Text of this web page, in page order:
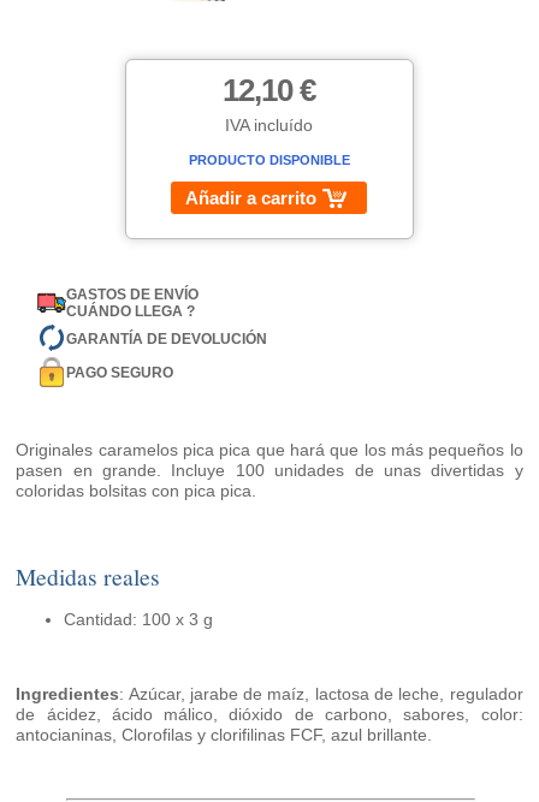
12,10 €
IVA incluído
PRODUCTO DISPONIBLE
Añadir a carrito
GASTOS DE ENVÍO
CUÁNDO LLEGA ?
GARANTÍA DE DEVOLUCIÓN
PAGO SEGURO
Originales caramelos pica pica que hará que los más pequeños lo
pasen en grande. Incluye 100 unidades de unas divertidas y
coloridas bolsitas con pica pica.
Medidas reales
Cantidad: 100 x 3 g
Ingredientes: Azúcar, jarabe de maíz, lactosa de leche, regulador
de ácidez, ácido málico, dióxido de carbono, sabores, color:
antocianinas, Clorofilas y clorifilinas FCF, azul brillante.